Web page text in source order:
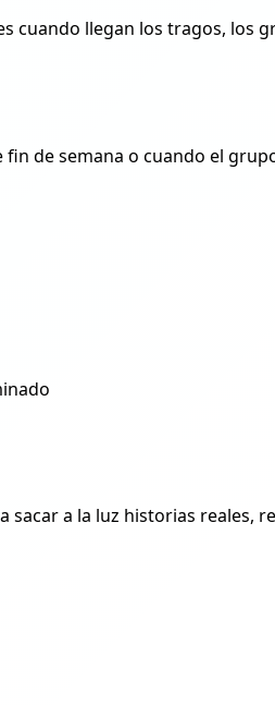
cuando llegan los tragos, los
de semana o cuando el
a la luz historias reales,